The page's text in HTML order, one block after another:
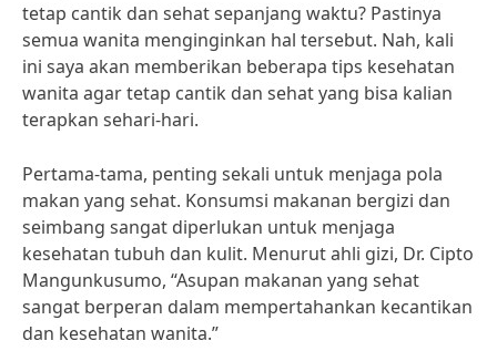
tetap cantik dan sehat sepanjang waktu? Pastinya
semua wanita menginginkan hal tersebut. Nah, kali
ini saya akan memberikan beberapa tips kesehatan
wanita agar tetap cantik dan sehat yang bisa kalian
terapkan sehari-hari.
Pertama-tama, penting sekali untuk menjaga pola
makan yang sehat. Konsumsi makanan bergizi dan
seimbang sangat diperlukan untuk menjaga
kesehatan tubuh dan kulit. Menurut ahli gizi, Dr. Cipto
Mangunkusumo, “Asupan makanan yang sehat
sangat berperan dalam mempertahankan kecantikan
dan kesehatan wanita.”